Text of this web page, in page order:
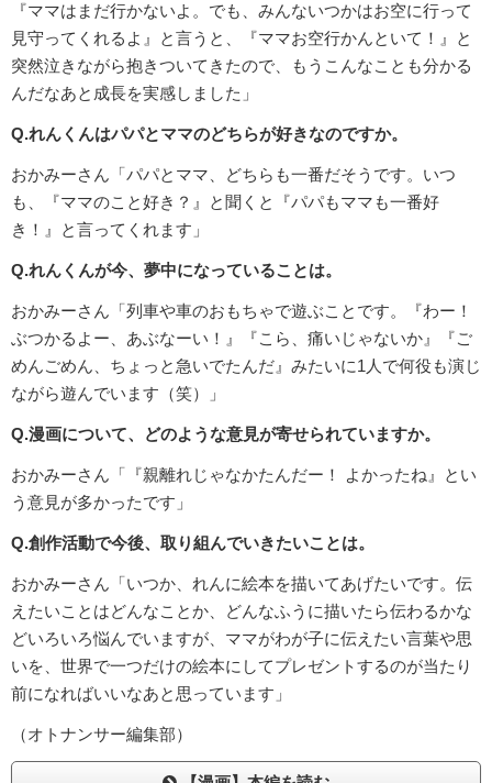
『ママはまだ行かないよ。でも、みんないつかはお空に行って
見守ってくれるよ』と言うと、『ママお空行かんといて！』と
突然泣きながら抱きついてきたので、もうこんなことも分かる
んだなあと成長を実感しました」
Q.れんくんはパパとママのどちらが好きなのですか。
おかみーさん「パパとママ、どちらも一番だそうです。いつ
も、『ママのこと好き？』と聞くと『パパもママも一番好
き！』と言ってくれます」
Q.れんくんが今、夢中になっていることは。
おかみーさん「列車や車のおもちゃで遊ぶことです。『わー！
ぶつかるよー、あぶなーい！』『こら、痛いじゃないか』『ご
めんごめん、ちょっと急いでたんだ』みたいに1人で何役も演じ
ながら遊んでいます（笑）」
Q.漫画について、どのような意見が寄せられていますか。
おかみーさん「『親離れじゃなかたんだー！ よかったね』とい
う意見が多かったです」
Q.創作活動で今後、取り組んでいきたいことは。
おかみーさん「いつか、れんに絵本を描いてあげたいです。伝
えたいことはどんなことか、どんなふうに描いたら伝わるかな
どいろいろ悩んでいますが、ママがわが子に伝えたい言葉や思
いを、世界で一つだけの絵本にしてプレゼントするのが当たり
前になればいいなあと思っています」
（オトナンサー編集部）